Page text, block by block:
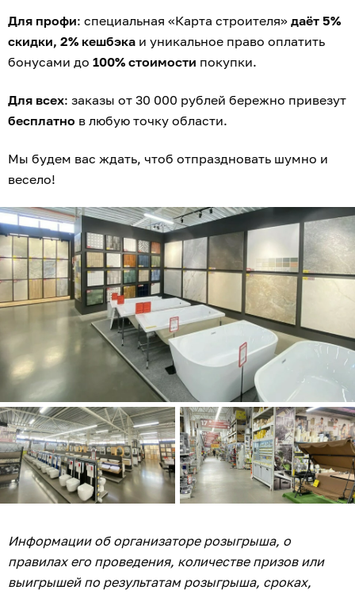
Для профи: специальная «Карта строителя» даёт 5%
скидки, 2% кешбэка и уникальное право оплатить
бонусами до 100% стоимости покупки.
Для всех: заказы от 30 000 рублей бережно привезут
бесплатно в любую точку области.
Мы будем вас ждать, чтоб отпраздновать шумно и
весело!
Информации об организаторе розыгрыша, о
правилах его проведения, количестве призов или
выигрышей по результатам розыгрыша, сроках,